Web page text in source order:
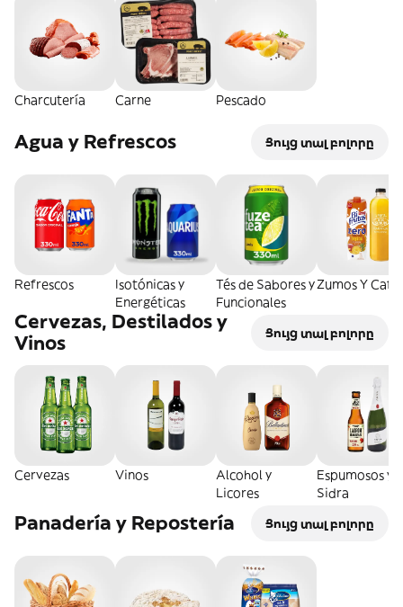
Charcutería Carne Pescado
Agua y Refrescos Ցույց տալ բոլորը
Refrescos
Isotónicas y
Energéticas
Tés de Sabores y
Funcionales
Zumos Y Cafés
Cervezas, Destilados y
Vinos
Ցույց տալ բոլորը
Cervezas Vinos
Alcohol y
Licores
Espumosos y
Sidra
Panadería y Repostería Ցույց տալ բոլորը